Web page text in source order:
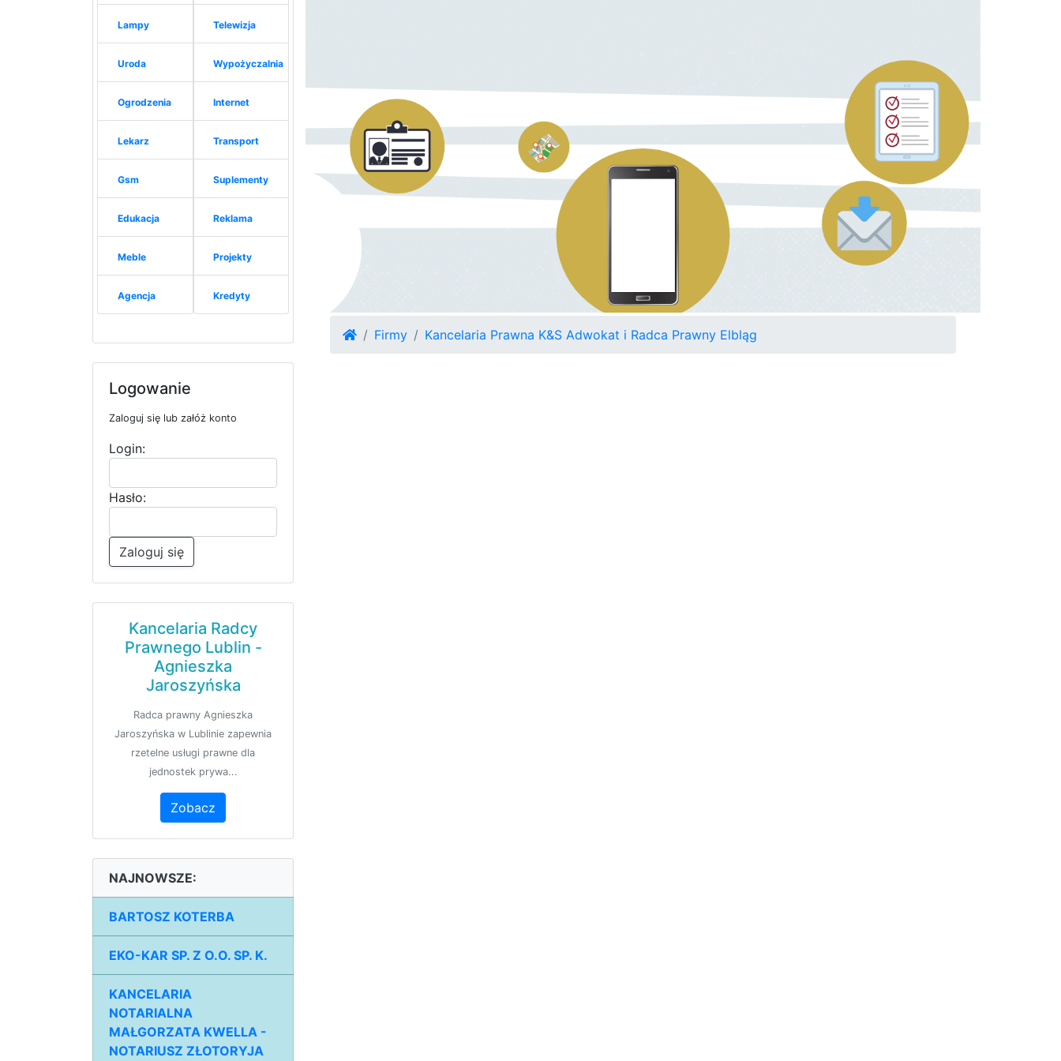
Lampy
Uroda
Ogrodzenia
Lekarz
Gsm
Edukacja
Meble
Agencja
Telewizja
Wypożyczalnia
Internet
Transport
Suplementy
Reklama
Projekty
Kredyty
Logowanie
Zaloguj się lub załóż konto
Login:
Hasło:
Zaloguj się
Kancelaria Radcy
Prawnego Lublin -
Agnieszka
Jaroszyńska
Radca prawny Agnieszka
Jaroszyńska w Lublinie zapewnia
rzetelne usługi prawne dla
jednostek prywa...
Zobacz
NAJNOWSZE:
BARTOSZ KOTERBA
EKO-KAR SP. Z O.O. SP. K.
KANCELARIA
NOTARIALNA
MAŁGORZATA KWELLA -
NOTARIUSZ ZŁOTORYJA
Firmy Kancelaria Prawna K&S Adwokat i Radca Prawny Elbląg